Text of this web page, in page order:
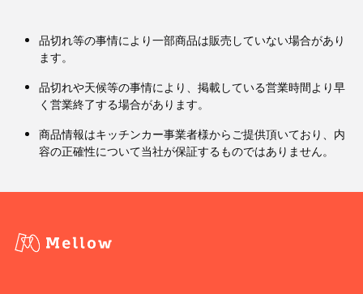
品切れ等の事情により一部商品は販売していない場合があり
ます。
品切れや天候等の事情により、掲載している営業時間より早
く営業終了する場合があります。
商品情報はキッチンカー事業者様からご提供頂いており、内
容の正確性について当社が保証するものではありません。